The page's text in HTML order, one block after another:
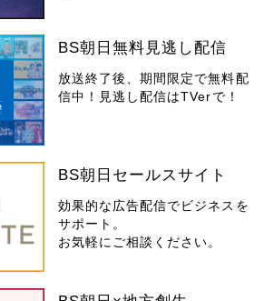
BS朝日無料見逃し配信
放送終了後、期間限定で無料配
信中！見逃し配信はTVerで！
BS朝日セールスサイト
効果的な広告配信でビジネスを
サポート。
お気軽にご相談ください。